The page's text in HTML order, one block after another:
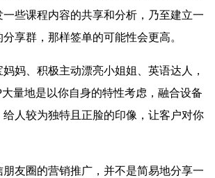
些课程内容的共享和分析，乃至建立一
享群，那样签单的可能性会更高。
、积极主动漂亮小姐姐、英语达人，
量地是以你自身的特性考虑，融合设备
给人较为独特且正脸的印像，让客户对你
圈的营销推广，并不是简易地分享一